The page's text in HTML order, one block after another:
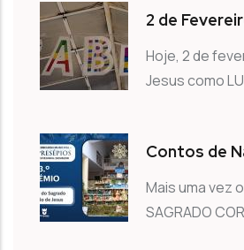
2 de
Hoje, 2 de
Jesus como
Contos de
Mais uma vez
SAGRADO